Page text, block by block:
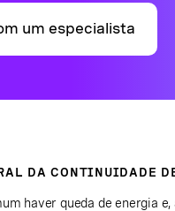
um especialista
DA CONTINUIDADE
haver queda de energia e,